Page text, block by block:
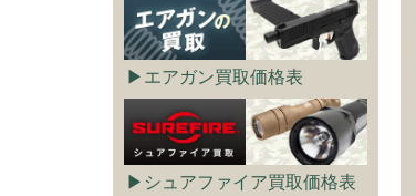
エアガン買取価格表
シュアファイア買取価格表